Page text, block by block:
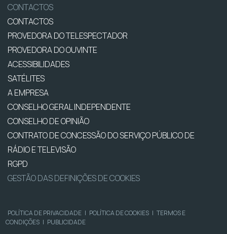
CONTACTOS
CONTACTOS
PROVEDORA DO TELESPECTADOR
PROVEDORA DO OUVINTE
ACESSIBILIDADES
SATÉLITES
A EMPRESA
CONSELHO GERAL INDEPENDENTE
CONSELHO DE OPINIÃO
CONTRATO DE CONCESSÃO DO SERVIÇO PÚBLICO DE
RÁDIO E TELEVISÃO
RGPD
GESTÃO DAS DEFINIÇÕES DE COOKIES
POLÍTICA DE PRIVACIDADE | POLÍTICA DE COOKIES | TERMOS E
CONDIÇÕES | PUBLICIDADE